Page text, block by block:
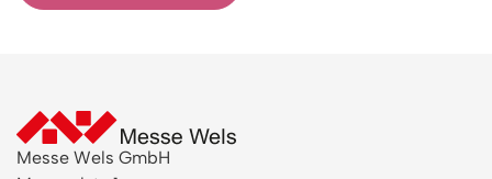
Messe Wels GmbH